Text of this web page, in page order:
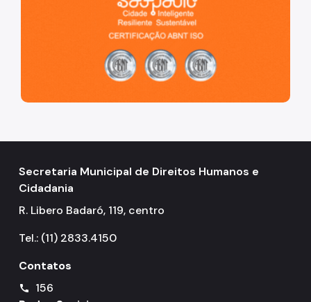
Secretaria Municipal de Direitos Humanos e
Cidadania
R. Libero Badaró, 119, centro
Tel.: (11) 2833.4150
Contatos
call
156